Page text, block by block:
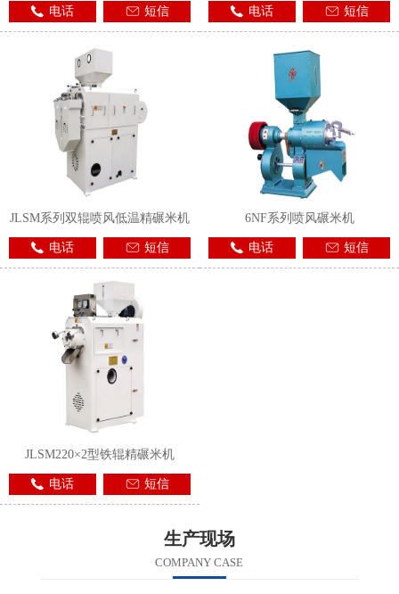
电话
短信 电话 短信
JLSM系列双辊喷风低温精碾米机
电话 短信
6NF系列喷风碾米机
电话 短信
JLSM220×2型铁辊精碾米机
电话 短信
生产现场
COMPANY CASE